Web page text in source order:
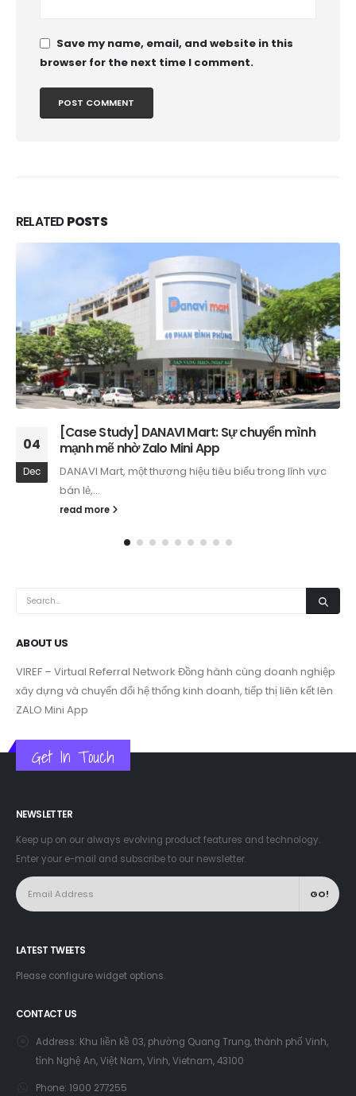
Save my name, email, and website in this
browser for the next time I comment.
RELATEDPOSTS
04
Dec
[Case Study] Thảo Shop: Kết nối khách hàng
mọi lúc với Zalo Mini App
Thảo Shop, thương hiệu thời trang được yêu thích với
những thiết...
read more
ABOUT US
VIREF – Virtual Referral Network Đồng hành cùng doanh nghiệp
xây dựng và chuyển đổi hệ thống kinh doanh, tiếp thị liên kết lên
ZALO Mini App
Get In Touch
NEWSLETTER
Keep up on our always evolving product features and technology.
Enter your e-mail and subscribe to our newsletter.
LATEST TWEETS
Please configure widget options.
CONTACT US
Address: Khu liền kề 03, phường Quang Trung, thành phố Vinh,
tỉnh Nghệ An, Việt Nam, Vinh, Vietnam, 43100
Phone: 1900 277255